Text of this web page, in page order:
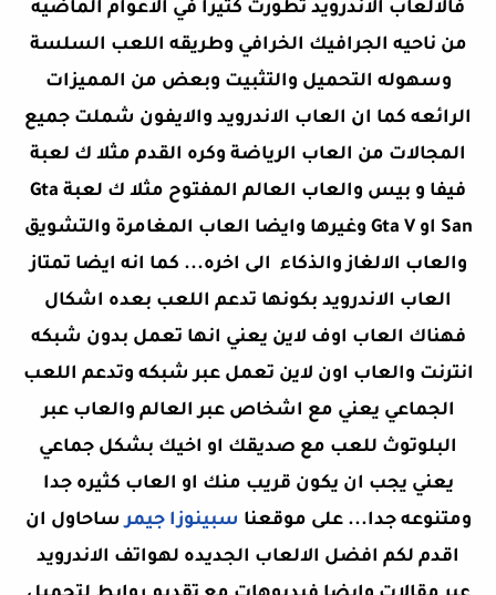
فالالعاب الاندرويد تطورت كثيرا في الاعوام الماضيه
من ناحيه الجرافيك الخرافي وطريقه اللعب السلسة
وسهوله التحميل والتثبيت وبعض من المميزات
الرائعه كما ان العاب الاندرويد والايفون شملت جميع
المجالات من العاب الرياضة وكره القدم مثلا ك لعبة
فيفا و بيس والعاب العالم المفتوح مثلا ك لعبة Gta
San او Gta V وغيرها وايضا العاب المغامرة والتشويق
والعاب الالغاز والذكاء الى اخره... كما انه ايضا تمتاز
العاب الاندرويد بكونها تدعم اللعب بعده اشكال
فهناك العاب اوف لاين يعني انها تعمل بدون شبكه
انترنت والعاب اون لاين تعمل عبر شبكه وتدعم اللعب
الجماعي يعني مع اشخاص عبر العالم والعاب عبر
البلوتوث للعب مع صديقك او اخيك بشكل جماعي
يعني يجب ان يكون قريب منك او العاب كثيره جدا
ومتنوعه جدا... على موقعنا سبينوزا جيمرساحاول ان
اقدم لكم افضل الالعاب الجديده لهواتف الاندرويد